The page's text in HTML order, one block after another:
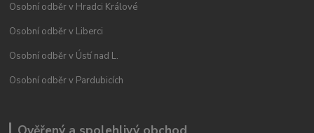
Osobní odběr v Hradci Králové
Osobní odběr v Liberci
Osobní odběr v Ústí nad L.
Osobní odběr v Pardubicích